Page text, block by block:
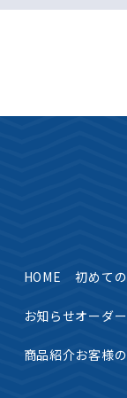
HOME
お知らせ
商品紹介
初めて
オーダ
お客様